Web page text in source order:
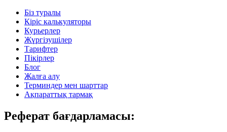
Біз туралы
Кіріс калькуляторы
Курьерлер
Жүргізушілер
Тарифтер
Пікірлер
Блог
Жалға алу
Терминдер мен шарттар
Ақпараттық тармақ
Реферат бағдарламасы: